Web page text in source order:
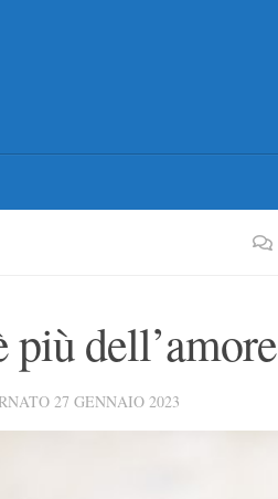
più dell’amore
27 GENNAIO 2023